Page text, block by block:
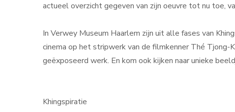
actueel overzicht gegeven van zijn oeuvre tot nu toe,
In Verwey Museum Haarlem zijn uit alle fases van
cinema op het stripwerk van de filmkenner Thé Tjong-
geëxposeerd werk. En kom ook kijken naar unieke
Khingspiratie